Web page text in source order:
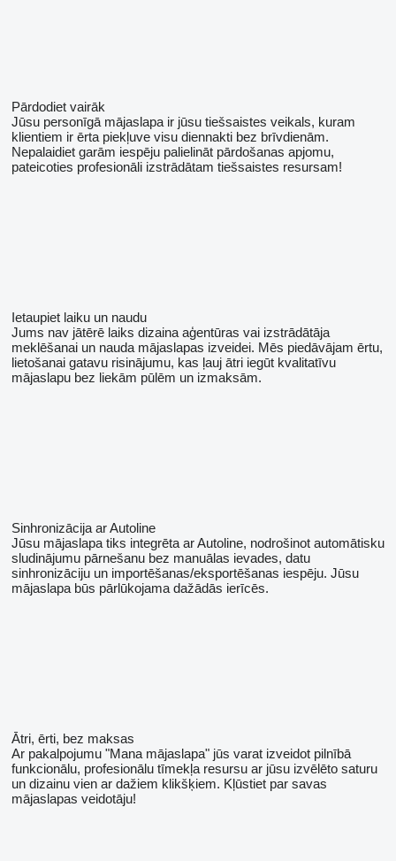
Pārdodiet vairāk
Jūsu personīgā mājaslapa ir jūsu tiešsaistes veikals, kuram
klientiem ir ērta piekļuve visu diennakti bez brīvdienām.
Nepalaidiet garām iespēju palielināt pārdošanas apjomu,
pateicoties profesionāli izstrādātam tiešsaistes resursam!
Ietaupiet laiku un naudu
Jums nav jātērē laiks dizaina aģentūras vai izstrādātāja
meklēšanai un nauda mājaslapas izveidei. Mēs piedāvājam ērtu,
lietošanai gatavu risinājumu, kas ļauj ātri iegūt kvalitatīvu
mājaslapu bez liekām pūlēm un izmaksām.
Sinhronizācija ar Autoline
Jūsu mājaslapa tiks integrēta ar Autoline, nodrošinot automātisku
sludinājumu pārnešanu bez manuālas ievades, datu
sinhronizāciju un importēšanas/eksportēšanas iespēju. Jūsu
mājaslapa būs pārlūkojama dažādās ierīcēs.
Ātri, ērti, bez maksas
Ar pakalpojumu "Mana mājaslapa" jūs varat izveidot pilnībā
funkcionālu, profesionālu tīmekļa resursu ar jūsu izvēlēto saturu
un dizainu vien ar dažiem klikšķiem. Kļūstiet par savas
mājaslapas veidotāju!